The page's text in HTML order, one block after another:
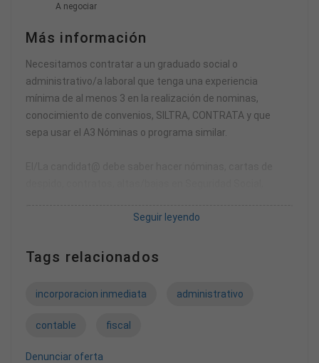
A negociar
Más información
Necesitamos contratar a un graduado social o
administrativo/a laboral que tenga una experiencia
mínima de al menos 3 en la realización de nominas,
conocimiento de convenios, SILTRA, CONTRATA y que
sepa usar el A3 Nóminas o programa similar.
amonestaciones, presentación de seguros sociales, y
Por favor, abstenerse gente sin experiencia demostrable.
Oficina en Benifaio.
Seguir leyendo
Tags relacionados
incorporacion inmediata administrativo
contable fiscal
Denunciar oferta